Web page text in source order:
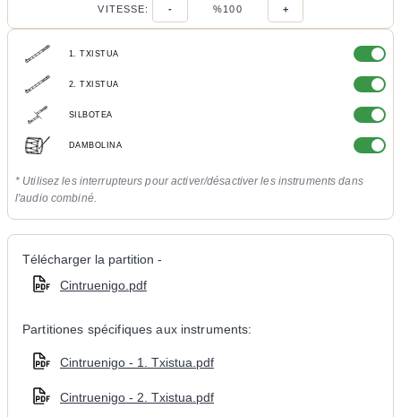
VITESSE: - %100 +
1. TXISTUA
2. TXISTUA
SILBOTEA
DAMBOLINA
* Utilisez les interrupteurs pour activer/désactiver les instruments dans
l'audio combiné.
Télécharger la partition -
Cintruenigo.pdf
Partitiones spécifiques aux instruments:
Cintruenigo - 1. Txistua.pdf
Cintruenigo - 2. Txistua.pdf